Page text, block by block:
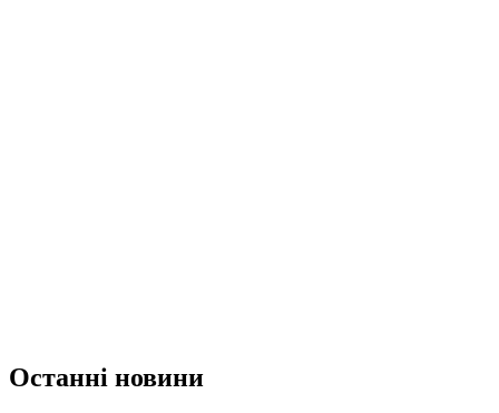
Останні новини